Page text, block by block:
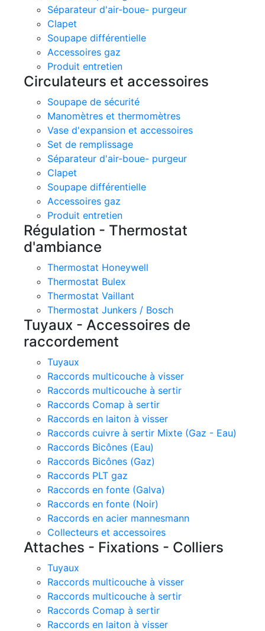
Séparateur d'air-boue- purgeur
Clapet
Soupape différentielle
Accessoires gaz
Produit entretien
Circulateurs et accessoires
Soupape de sécurité
Manomètres et thermomètres
Vase d'expansion et accessoires
Set de remplissage
Séparateur d'air-boue- purgeur
Clapet
Soupape différentielle
Accessoires gaz
Produit entretien
Régulation - Thermostat
d'ambiance
Thermostat Honeywell
Thermostat Bulex
Thermostat Vaillant
Thermostat Junkers / Bosch
Tuyaux - Accessoires de
raccordement
Tuyaux
Raccords multicouche à visser
Raccords multicouche à sertir
Raccords Comap à sertir
Raccords en laiton à visser
Raccords cuivre à sertir Mixte (Gaz - Eau)
Raccords Bicônes (Eau)
Raccords Bicônes (Gaz)
Raccords PLT gaz
Raccords en fonte (Galva)
Raccords en fonte (Noir)
Raccords en acier mannesmann
Collecteurs et accessoires
Attaches - Fixations - Colliers
Tuyaux
Raccords multicouche à visser
Raccords multicouche à sertir
Raccords Comap à sertir
Raccords en laiton à visser